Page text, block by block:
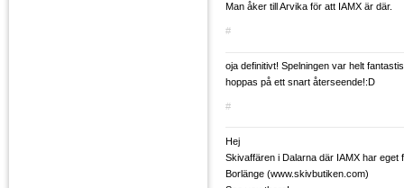
Man åker till Arvika för att IAMX är där.
#
oja definitivt! Spelningen var helt
hoppas på ett snart återseende!:D
#
Hej
Skivaffären i Dalarna där IAMX har eget
Borlänge (www.skivbutiken.com)